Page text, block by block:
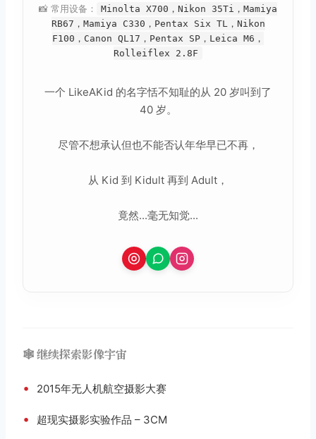
📸 常用设备：
Minolta X700，Nikon 35Ti，Mamiya
RB67，Mamiya C330，Pentax Six TL，Nikon
F100，Canon QL17，Pentax SP，Leica M6，
Rolleiflex 2.8F
一个 LikeAKid 的名字恬不知耻的从 20 岁叫到了
40 岁。
尽管不想承认但也不能否认年华早已不再，
从 Kid 到 Kidult 再到 Adult，
竟然...毫无知觉...
🕸️ 继续探索影像宇宙
• 2015年无人机航空摄影大赛
• 超现实摄影实验作品 – 3CM